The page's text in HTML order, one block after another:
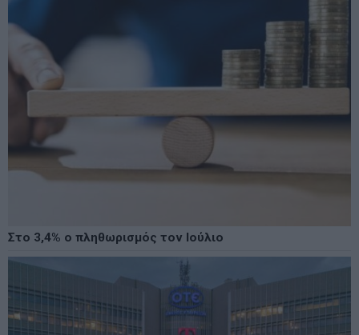
Στο 3,4% ο πληθωρισμός τον Ιούλιο